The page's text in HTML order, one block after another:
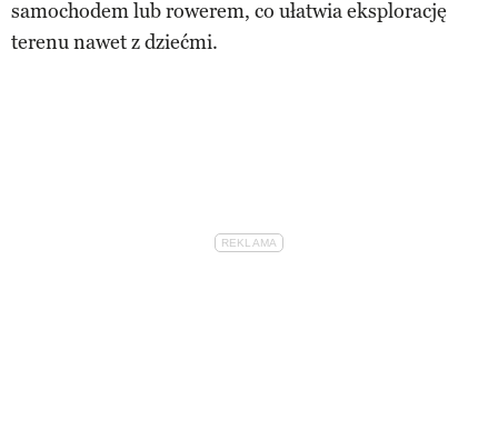
samochodem lub rowerem, co ułatwia eksplorację
terenu nawet z dziećmi.